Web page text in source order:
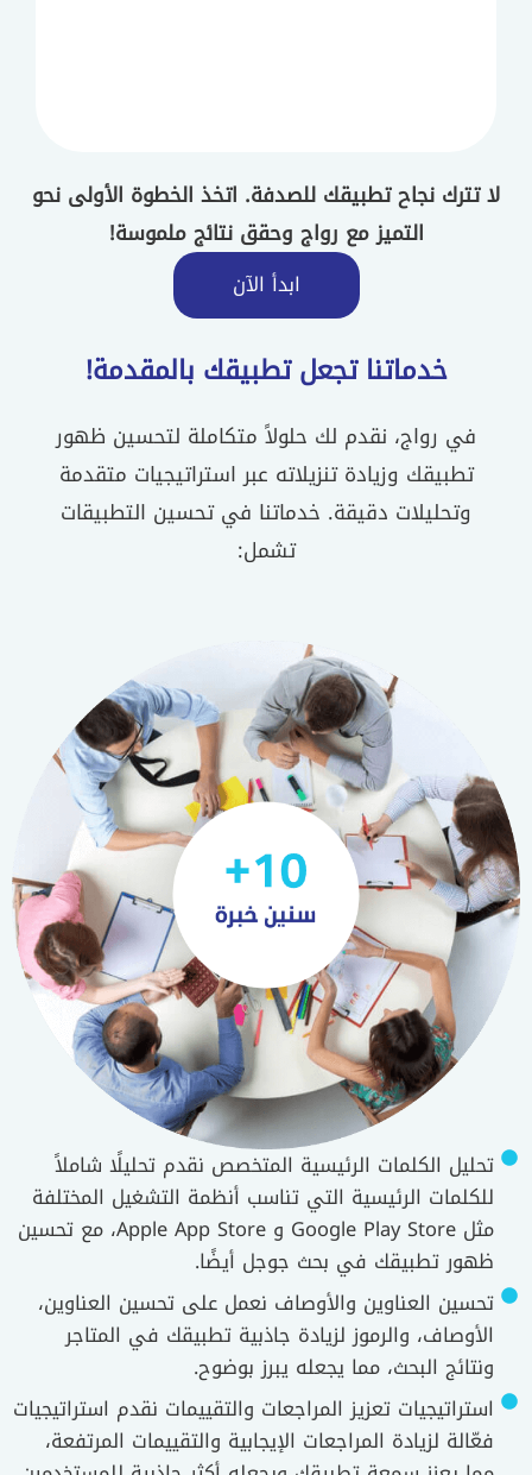
لا تترك نجاح تطبيقك للصدفة. اتخذ الخطوة الأولى نحو
التميز مع رواج وحقق نتائج ملموسة!
ابدأ الآن
خدماتنا تجعل تطبيقك بالمقدمة!
في رواج، نقدم لك حلولاً متكاملة لتحسين ظهور
تطبيقك وزيادة تنزيلاته عبر استراتيجيات متقدمة
وتحليلات دقيقة. خدماتنا في تحسين التطبيقات
تشمل:
تحليل الكلمات الرئيسية المتخصص نقدم تحليلًا شاملاً
للكلمات الرئيسية التي تناسب أنظمة التشغيل المختلفة
مثل Google Play Store و Apple App Store، مع تحسين
ظهور تطبيقك في بحث جوجل أيضًا.
تحسين العناوين والأوصاف نعمل على تحسين العناوين،
الأوصاف، والرموز لزيادة جاذبية تطبيقك في المتاجر
ونتائج البحث، مما يجعله يبرز بوضوح.
استراتيجيات تعزيز المراجعات والتقييمات نقدم استراتيجيات
فعّالة لزيادة المراجعات الإيجابية والتقييمات المرتفعة،